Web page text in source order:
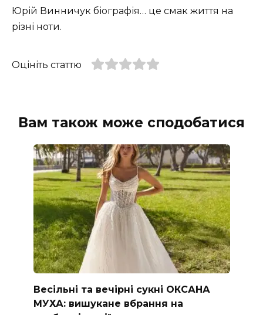
Юрій Винничук біографія… це смак життя на
різні ноти.
Оцініть статтю
Вам також може сподобатися
Весільні та вечірні сукні ОКСАНА
МУХА: вишукане вбрання на